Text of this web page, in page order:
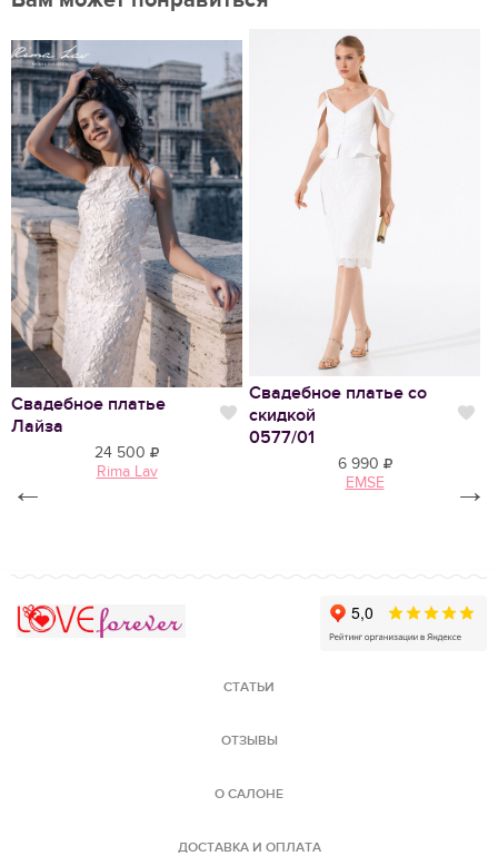
Нравится
Свадебное платье
Лайза
Нравится
24 500
Rima Lav
Свадебное платье со
скидкой
0577/01
6 990
EMSE
← →
СТАТЬИ
ОТЗЫВЫ
О САЛОНЕ
ДОСТАВКА И ОПЛАТА